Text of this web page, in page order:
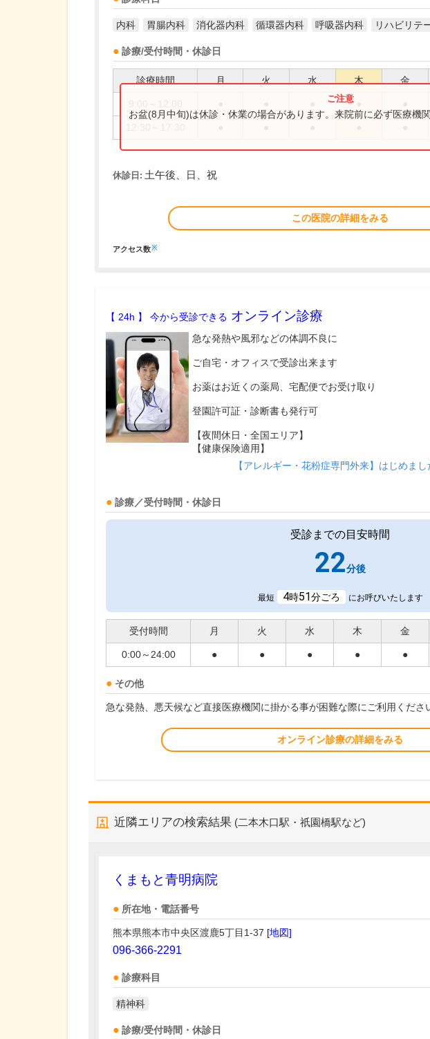
内科 胃腸内科 消化器内科 循環器内科 呼吸器内科 リハビリテ
診療/受付時間・休診日
診療時間 月 火 水 木 金
お盆(8月中旬)は休診・休業の場合があります。来院前に必ず医療機
休診日: 土午後、日、祝
この医院の詳細をみる
アクセス数※
【 24h 】 今から受診できる オンライン診療
急な発熱や風邪などの体調不良に
ご自宅・オフィスで受診出来ます
お薬はお近くの薬局、宅配便でお受け取り
登園許可証・診断書も発行可
【夜間休日・全国エリア】
【健康保険適用】
【アレルギー・花粉症専門外来】はじめまし
診療／受付時間・休診日
受診までの目安時間
22分後
最短 4時51分ごろ にお呼びいたします
受付時間 月 火 水 木 金
0:00～24:00 ● ● ● ● ●
その他
急な発熱、悪天候など直接医療機関に掛かる事が困難な際にご利用くださ
オンライン診療の詳細をみる
近隣エリアの検索結果 (二本木口駅・祇園橋駅など)
くまもと青明病院
所在地・電話番号
熊本県熊本市中央区渡鹿5丁目1-37 [地図]
096-366-2291
診療科目
精神科
診療/受付時間・休診日